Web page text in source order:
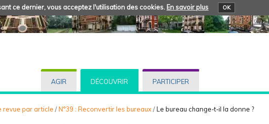
ce dernier, vous acceptez l'utilisation des cookies. En savoir plus OK
AGIR DÉCOUVRIR PARTICIPER
revue par article /N°39 : Reconvertir les bureaux/Le bureau change-t-il la donne ?